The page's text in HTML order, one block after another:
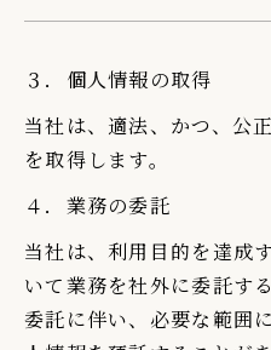
３．個人情報の取得
当社は、適法、かつ、公
を取得します。
４．業務の委託
当社は、利用目的を達成
いて業務を社外に委託す
委託に伴い、必要な範囲